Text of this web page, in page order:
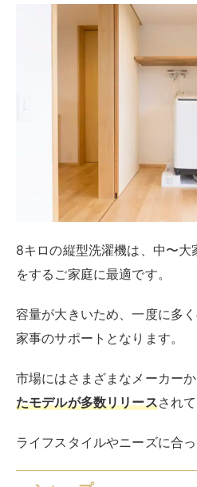
績を誇る人気シリーズです。
独自の技
おり、洗濯槽に穴がないのは
この穴なし槽により、洗濯槽
ビや汚れが槽内に侵入するの
で洗濯ができます。
さらに、穴なし槽をキレイに
お洗濯のたびに槽の外側を自
クリーンコース」など、手間
力です。
節水にも貢献する穴なし槽は
水をカットします。
公式サイト